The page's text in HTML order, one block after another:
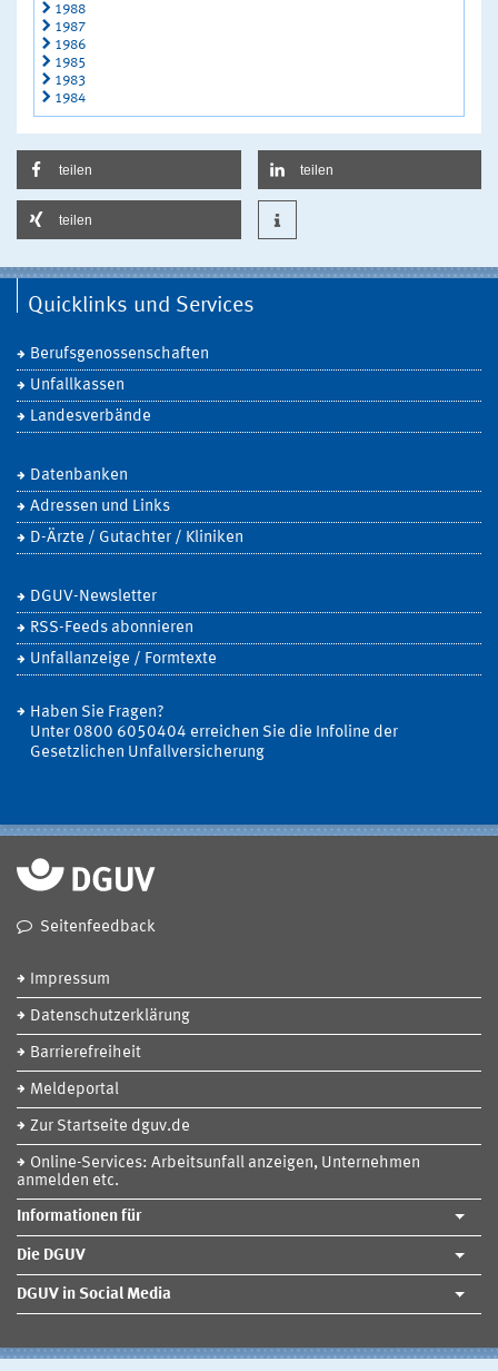
1988
1987
1986
1985
1983
1984
teilen teilen
teilen
Quicklinks und Services
Berufsgenossenschaften
Unfallkassen
Landesverbände
Datenbanken
Adressen und Links
D-Ärzte / Gutachter / Kliniken
DGUV-Newsletter
RSS-Feeds abonnieren
Unfallanzeige / Formtexte
Haben Sie Fragen?
Unter 0800 6050404 erreichen Sie die Infoline der
Gesetzlichen Unfallversicherung
Seitenfeedback
Impressum
Datenschutzerklärung
Barrierefreiheit
Meldeportal
Zur Startseite dguv.de
Online-Services: Arbeitsunfall anzeigen, Unternehmen
anmelden etc.
Informationen für
Die DGUV
DGUV in Social Media